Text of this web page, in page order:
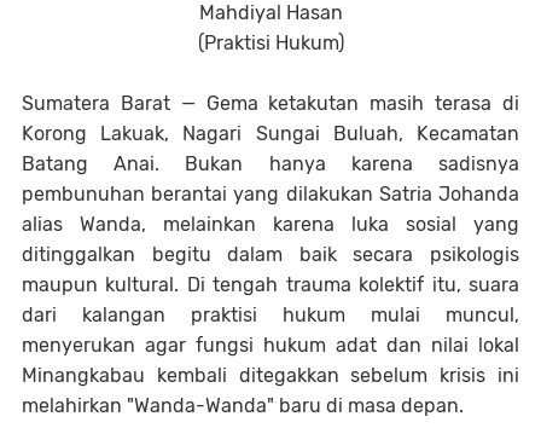
Mahdiyal Hasan
(Praktisi Hukum)
Sumatera Barat — Gema ketakutan masih terasa di
Korong Lakuak, Nagari Sungai Buluah, Kecamatan
Batang Anai. Bukan hanya karena sadisnya
pembunuhan berantai yang dilakukan Satria Johanda
alias Wanda, melainkan karena luka sosial yang
ditinggalkan begitu dalam baik secara psikologis
maupun kultural. Di tengah trauma kolektif itu, suara
dari kalangan praktisi hukum mulai muncul,
menyerukan agar fungsi hukum adat dan nilai lokal
Minangkabau kembali ditegakkan sebelum krisis ini
melahirkan "Wanda-Wanda" baru di masa depan.